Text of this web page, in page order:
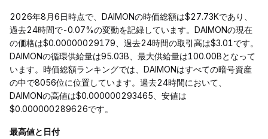
2026年8月6日時点で、DAIMONの時価総額は$27.73Kであり、
過去24時間で-0.07%の変動を記録しています。DAIMONの現在
の価格は$0.00000029179、過去24時間の取引高は$3.01です。
DAIMONの循環供給量は95.03B、最大供給量は100.00Bとなって
います。時価総額ランキングでは、DAIMONはすべての暗号資産
の中で8056位に位置しています。過去24時間において、
DAIMONの高値は$0.000000293465、安値は
$0.000000289626です。
最高値と日付